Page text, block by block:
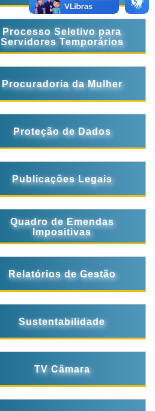
Processo Seletivo para
Servidores Temporários
Procuradoria da Mulher
Proteção de Dados
Publicações Legais
Quadro de Emendas
Impositivas
Relatórios de Gestão
Sustentabilidade
TV Câmara